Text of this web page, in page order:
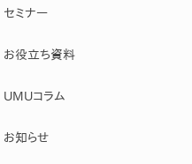
セミナー
お役立ち資料
UMUコラム
お知らせ